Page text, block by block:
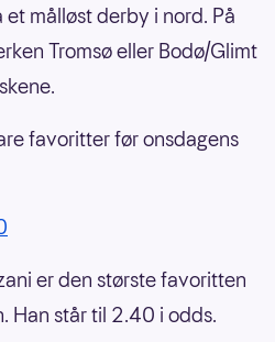
målløst derby i nord. På
Tromsø eller Bodø/Glimt
favoritter før onsdagens
er den største favoritten
Han står til 2.40 i odds.